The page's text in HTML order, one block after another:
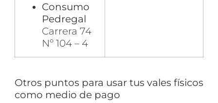
Consumo
Pedregal
Carrera 74
Nº 104 – 4
Otros puntos para usar tus vales físicos
como medio de pago